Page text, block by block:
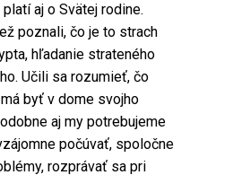
aj o Svätej rodine.
poznali, čo je to strach
hľadanie strateného
Učili sa rozumieť, čo
byť v dome svojho
aj my potrebujeme
počúvať, spoločne
rozprávať sa pri